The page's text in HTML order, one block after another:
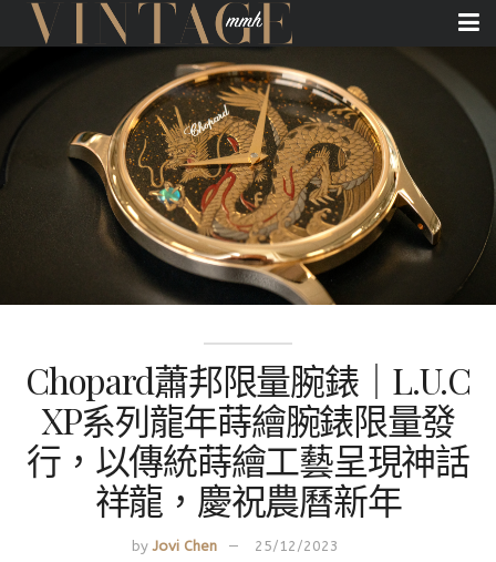
Chopard蕭邦限量腕錶｜L.U.C
XP系列龍年蒔繪腕錶限量發
行，以傳統蒔繪工藝呈現神話
祥龍，慶祝農曆新年
by Jovi Chen 25/12/2023